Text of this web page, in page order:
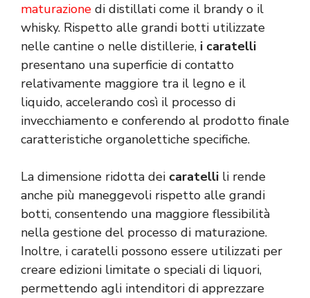
maturazione di distillati come il brandy o il
whisky. Rispetto alle grandi botti utilizzate
nelle cantine o nelle distillerie, i caratelli
presentano una superficie di contatto
relativamente maggiore tra il legno e il
liquido, accelerando così il processo di
invecchiamento e conferendo al prodotto finale
caratteristiche organolettiche specifiche.
La dimensione ridotta dei caratelli li rende
anche più maneggevoli rispetto alle grandi
botti, consentendo una maggiore flessibilità
nella gestione del processo di maturazione.
Inoltre, i caratelli possono essere utilizzati per
creare edizioni limitate o speciali di liquori,
permettendo agli intenditori di apprezzare